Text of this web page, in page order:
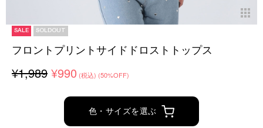
SALE SOLDOUT
フロントプリントサイドドロストトップス
¥1,989 ¥990 (税込) (50%OFF)
色・サイズを選ぶ